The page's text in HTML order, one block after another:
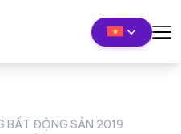
BẤT ĐỘNG SẢN 2019